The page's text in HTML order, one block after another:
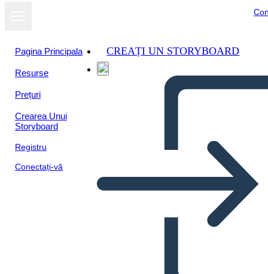
Pagina Principala
Resurse
Prețuri
Crearea Unui
Storyboard
Registru
Conectați-vă
CREAȚI UN STORYBOARD